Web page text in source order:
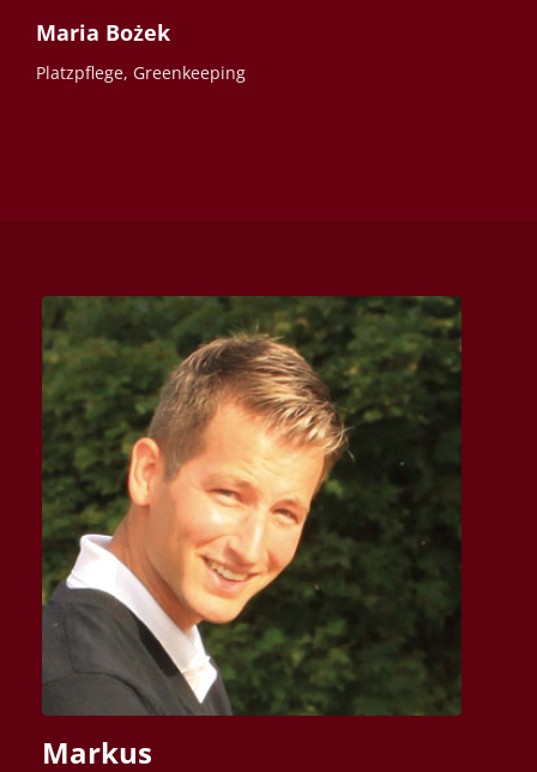
Maria Bożek
Platzpflege, Greenkeeping
Markus